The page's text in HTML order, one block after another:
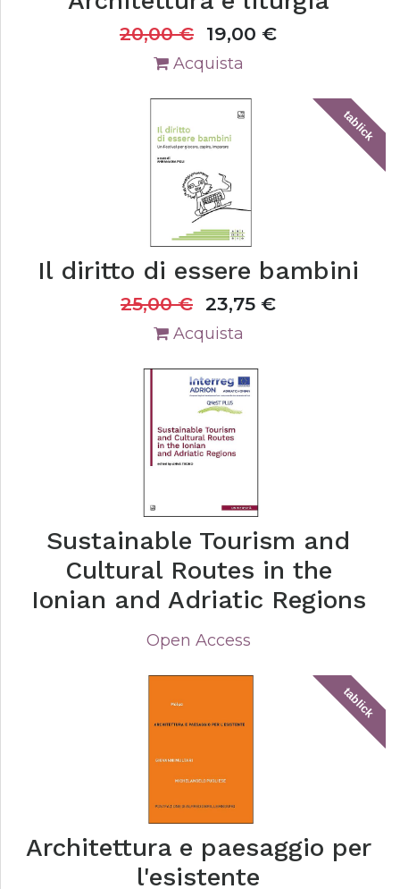
20,00€ 19,00 €
Acquista
tablick
Il diritto di essere bambini
25,00€ 23,75 €
Acquista
Sustainable Tourism and
Cultural Routes in the
Ionian and Adriatic Regions
Open Access
tablick
Architettura e paesaggio per
l'esistente